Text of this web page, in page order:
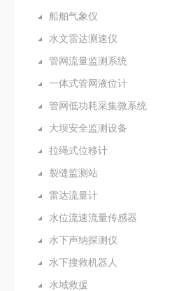
船舶气象仪
水文雷达测速仪
管网流量监测系统
一体式管网液位计
管网低功耗采集微系统
大坝安全监测设备
拉绳式位移计
裂缝监测站
雷达流量计
水位流速流量传感器
水下声纳探测仪
水下搜救机器人
水域救援